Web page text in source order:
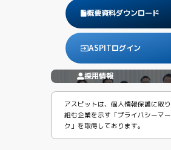
概要資料ダウンロード
ASPITログイン
採用情報
アスピットは、個人情報保護に取り
組む企業を示す「プライバシーマー
ク」を取得しております。